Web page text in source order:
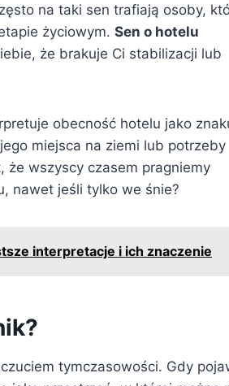
na taki sen trafiają osoby,
życiowym. Sen o hotelu
że brakuje Ci stabilizacji lub
obecność hotelu jako
miejsca na ziemi lub potrzeby
że wszyscy czasem pragniemy
nawet jeśli tylko we śnie?
interpretacje i ich znaczenie
tymczasowości. Gdy